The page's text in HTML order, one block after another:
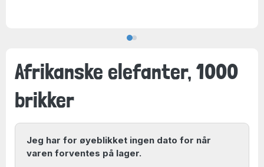
Afrikanske elefanter, 1000
brikker
Jeg har for øyeblikket ingen dato for når
varen forventes på lager.